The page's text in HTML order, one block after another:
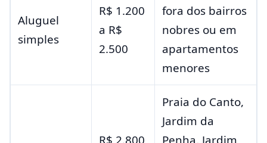
Aluguel
simples
R$ 1.200
a R$
2.500
fora dos bairros
nobres ou em
apartamentos
menores
Praia do Canto,
Jardim da